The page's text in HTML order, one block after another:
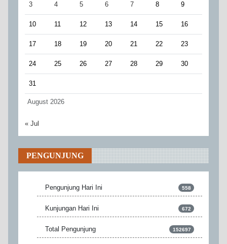
August 2026
3 4 5 6 7 8 9
10 11 12 13 14 15 16
17 18 19 20 21 22 23
24 25 26 27 28 29 30
31
« Jul
PENGUNJUNG
Pengunjung Hari Ini 558
Kunjungan Hari Ini 672
Total Pengunjung 152697